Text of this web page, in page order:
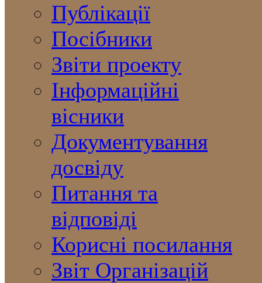
Публікації
Посібники
Звіти проекту
Інформаційні
вісники
Документування
досвіду
Питання та
відповіді
Корисні посилання
Звіт Організацій